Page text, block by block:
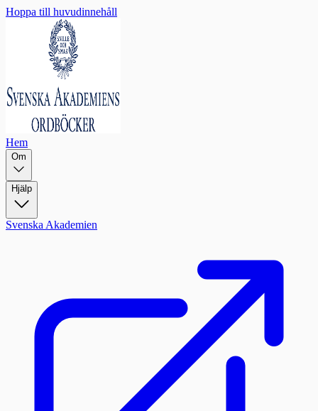
Hoppa till huvudinnehåll
Hem
Om
Hjälp
Svenska Akademien